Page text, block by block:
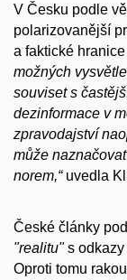
V Česku podle
polarizovanější
a faktické
možných
souviset s
dezinformace v
zpravodajství
může
norem,“uvedla
České články
"realitu"s odkazy
Oproti tomu